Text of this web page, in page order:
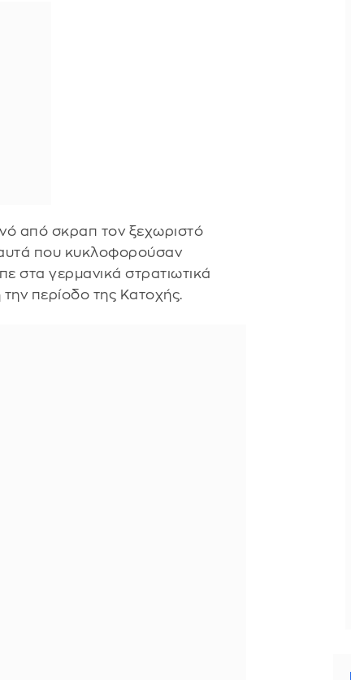
από σκραπ τον ξεχωριστό
που κυκλοφορούσαν
στα γερμανικά στρατιωτικά
περίοδο της Κατοχής.